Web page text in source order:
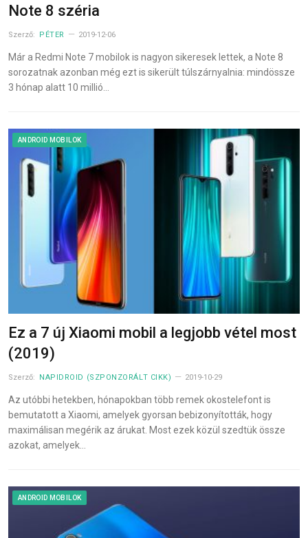
Note 8 széria
Szerző: PÉTER 2019-12-06
Már a Redmi Note 7 mobilok is nagyon sikeresek lettek, a Note 8
sorozatnak azonban még ezt is sikerült túlszárnyalnia: mindössze
3 hónap alatt 10 millió…
ANDROID MOBILOK
Ez a 7 új Xiaomi mobil a legjobb vétel most
(2019)
Szerző: NAPIDROID (SZPONZORÁLT CIKK) 2019-10-29
Az utóbbi hetekben, hónapokban több remek okostelefont is
bemutatott a Xiaomi, amelyek gyorsan bebizonyították, hogy
maximálisan megérik az árukat. Most ezek közül szedtük össze
azokat, amelyek…
ANDROID MOBILOK